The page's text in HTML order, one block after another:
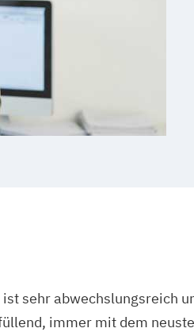
ist sehr abwechslungsreich
immer mit dem